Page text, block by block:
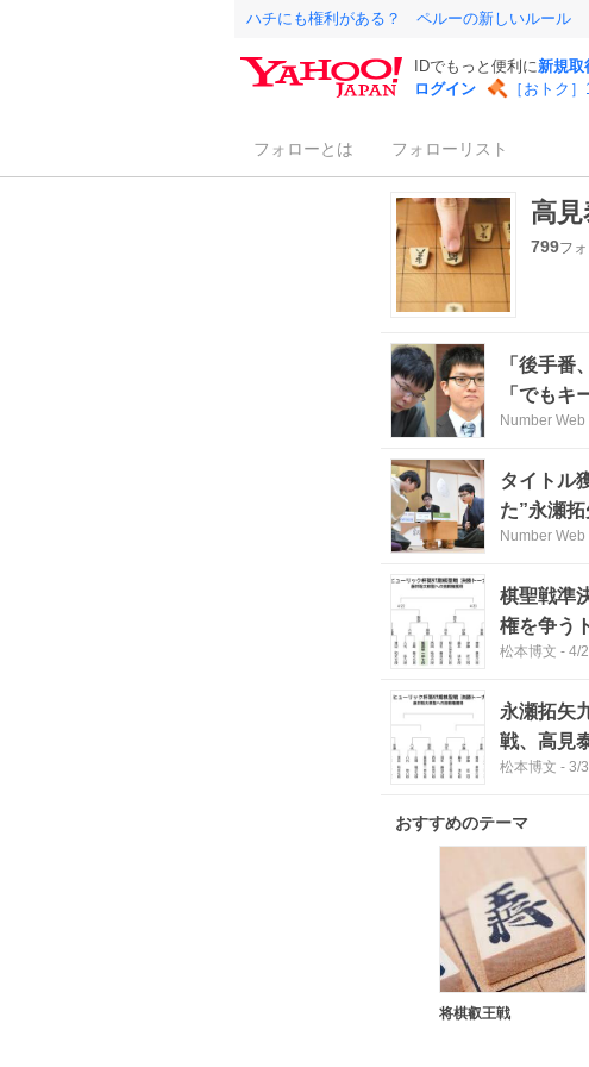
ハチにも権利がある？ ペルーの新しいルール
IDでもっと便利に新規取
ログイン
［おトク
フォローとは フォローリスト
高
799フ
「後手
「でも
Number Web
タイトル
た”永瀬
Number Web
棋聖戦準
権を争う
松本博文 - 4/
永瀬拓矢
戦、高見
松本博文 - 3/
おすすめのテーマ
将棋叡王戦